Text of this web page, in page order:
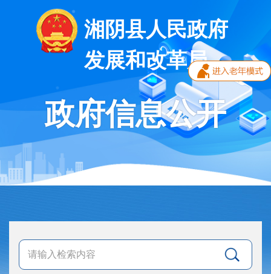
湘阴县人民政府
发展和改革局
政府信息公开